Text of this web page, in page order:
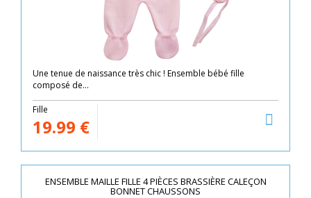
Une tenue de naissance très chic ! Ensemble bébé fille
composé de...
Fille
19.99 €
ENSEMBLE MAILLE FILLE 4 PIÈCES BRASSIÈRE CALEÇON
BONNET CHAUSSONS